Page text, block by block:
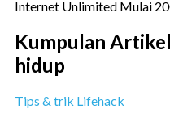
Internet Unlimited Mulai
Kumpulan
hidup
Tips & trik Lifehack